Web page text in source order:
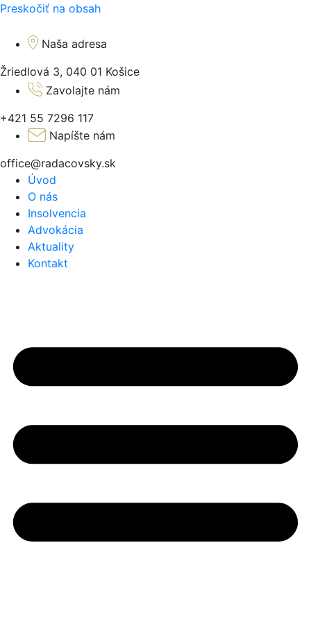
Preskočiť na obsah
Naša adresa
Žriedlová 3, 040 01 Košice
Zavolajte nám
+421 55 7296 117
Napíšte nám
office@radacovsky.sk
Úvod
O nás
Insolvencia
Advokácia
Aktuality
Kontakt